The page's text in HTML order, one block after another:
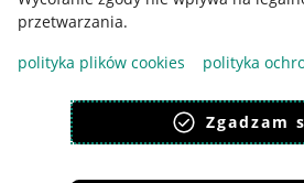
przetwarzania.
polityka plików cookies
polityka
Zgadzam